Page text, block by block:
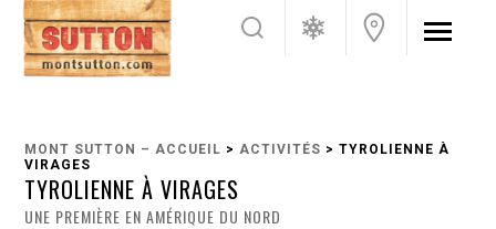
MONT SUTTON – ACCUEIL >ACTIVITÉS > TYROLIENNE À
VIRAGES
TYROLIENNE À VIRAGES
UNE PREMIÈRE EN AMÉRIQUE DU NORD